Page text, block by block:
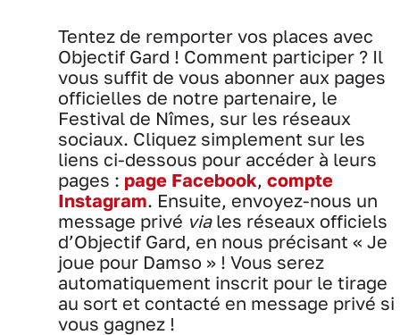
Tentez de remporter vos places avec
Objectif Gard ! Comment participer ? Il
vous suffit de vous abonner aux pages
officielles de notre partenaire, le
Festival de Nîmes, sur les réseaux
sociaux. Cliquez simplement sur les
liens ci-dessous pour accéder à leurs
pages : page Facebook, compte
Instagram. Ensuite, envoyez-nous un
message privé viales réseaux officiels
d’Objectif Gard, en nous précisant « Je
joue pour Damso » ! Vous serez
automatiquement inscrit pour le tirage
au sort et contacté en message privé si
vous gagnez !